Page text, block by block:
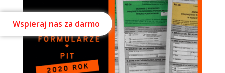
Wspieraj nas za darmo